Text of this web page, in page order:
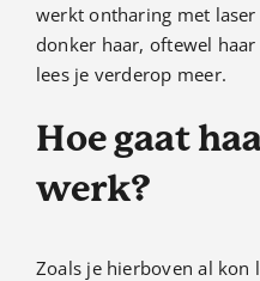
werkt ontharing met
donker haar, oftewel
lees je verderop meer.
Hoe gaat
werk?
Zoals je hierboven al kon